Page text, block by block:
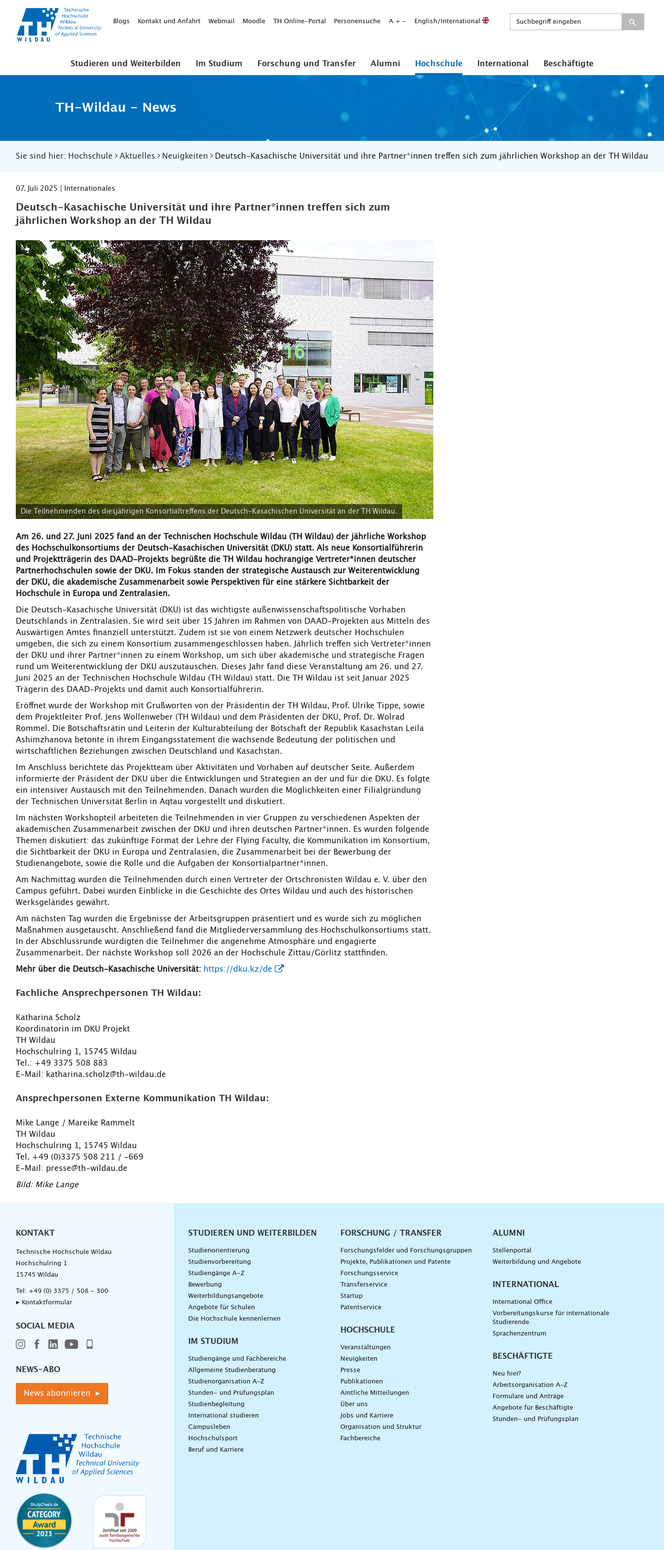
WildauBlogs Kontakt und Anfahrt Webmail Moodle TH Online-Portal Personensuche A + - English/International
Studieren und Weiterbilden Im Studium Forschung und Transfer Alumni Hochschule International Beschäftigte
TH-Wildau - News
Sie sind hier: Hochschule Aktuelles Neuigkeiten Deutsch-Kasachische Universität und ihre Partner*innen treffen sich zum jährlichen Workshop an der TH Wildau
07. Juli 2025 | Internationales
Deutsch-Kasachische Universität und ihre Partner*innen treffen sich zum
jährlichen Workshop an der TH Wildau
Die Teilnehmenden des diesjährigen Konsortialtreffens der Deutsch-Kasachischen Universität an der TH Wildau.
Am 26. und 27. Juni 2025 fand an der Technischen Hochschule Wildau (TH Wildau) der jährliche Workshop
des Hochschulkonsortiums der Deutsch-Kasachischen Universität (DKU) statt. Als neue Konsortialführerin
und Projektträgerin des DAAD-Projekts begrüßte die TH Wildau hochrangige Vertreter*innen deutscher
Partnerhochschulen sowie der DKU. Im Fokus standen der strategische Austausch zur Weiterentwicklung
der DKU, die akademische Zusammenarbeit sowie Perspektiven für eine stärkere Sichtbarkeit der
Hochschule in Europa und Zentralasien.
Die Deutsch-Kasachische Universität (DKU) ist das wichtigste außenwissenschaftspolitische Vorhaben
Deutschlands in Zentralasien. Sie wird seit über 15 Jahren im Rahmen von DAAD-Projekten aus Mitteln des
Auswärtigen Amtes finanziell unterstützt. Zudem ist sie von einem Netzwerk deutscher Hochschulen
umgeben, die sich zu einem Konsortium zusammengeschlossen haben. Jährlich treffen sich Vertreter*innen
der DKU und ihrer Partner*innen zu einem Workshop, um sich über akademische und strategische Fragen
rund um Weiterentwicklung der DKU auszutauschen. Dieses Jahr fand diese Veranstaltung am 26. und 27.
Juni 2025 an der Technischen Hochschule Wildau (TH Wildau) statt. Die TH Wildau ist seit Januar 2025
Trägerin des DAAD-Projekts und damit auch Konsortialführerin.
Eröffnet wurde der Workshop mit Grußworten von der Präsidentin der TH Wildau, Prof. Ulrike Tippe, sowie
dem Projektleiter Prof. Jens Wollenweber (TH Wildau) und dem Präsidenten der DKU, Prof. Dr. Wolrad
Rommel. Die Botschaftsrätin und Leiterin der Kulturabteilung der Botschaft der Republik Kasachstan Leila
Ashimzhanova betonte in ihrem Eingangsstatement die wachsende Bedeutung der politischen und
wirtschaftlichen Beziehungen zwischen Deutschland und Kasachstan.
Im Anschluss berichtete das Projektteam über Aktivitäten und Vorhaben auf deutscher Seite. Außerdem
informierte der Präsident der DKU über die Entwicklungen und Strategien an der und für die DKU. Es folgte
ein intensiver Austausch mit den Teilnehmenden. Danach wurden die Möglichkeiten einer Filialgründung
der Technischen Universität Berlin in Aqtau vorgestellt und diskutiert.
Im nächsten Workshopteil arbeiteten die Teilnehmenden in vier Gruppen zu verschiedenen Aspekten der
akademischen Zusammenarbeit zwischen der DKU und ihren deutschen Partner*innen. Es wurden folgende
Themen diskutiert: das zukünftige Format der Lehre der Flying Faculty, die Kommunikation im Konsortium,
die Sichtbarkeit der DKU in Europa und Zentralasien, die Zusammenarbeit bei der Bewerbung der
Studienangebote, sowie die Rolle und die Aufgaben der Konsortialpartner*innen.
Am Nachmittag wurden die Teilnehmenden durch einen Vertreter der Ortschronisten Wildau e. V. über den
Campus geführt. Dabei wurden Einblicke in die Geschichte des Ortes Wildau und auch des historischen
Werksgeländes gewährt.
Am nächsten Tag wurden die Ergebnisse der Arbeitsgruppen präsentiert und es wurde sich zu möglichen
Maßnahmen ausgetauscht. Anschließend fand die Mitgliederversammlung des Hochschulkonsortiums statt.
In der Abschlussrunde würdigten die Teilnehmer die angenehme Atmosphäre und engagierte
Zusammenarbeit. Der nächste Workshop soll 2026 an der Hochschule Zittau/Görlitz stattfinden.
Mehr über die Deutsch-Kasachische Universität: https://dku.kz/de
Fachliche Ansprechpersonen TH Wildau:
Katharina Scholz
Koordinatorin im DKU Projekt
TH Wildau
Hochschulring 1, 15745 Wildau
Tel.: +49 3375 508 883
E-Mail: katharina.scholz@th-wildau.de
Ansprechpersonen Externe Kommunikation TH Wildau:
Mike Lange / Mareike Rammelt
TH Wildau
Hochschulring 1, 15745 Wildau
Tel. +49 (0)3375 508 211 / -669
E-Mail: presse@th-wildau.de
Bild: Mike Lange
KONTAKT
Technische Hochschule Wildau
Hochschulring 1
15745 Wildau
Tel: +49 (0) 3375 / 508 - 300
▸ Kontaktformular
SOCIAL MEDIA
NEWS-ABO
News abonnieren ▸
Unternavigation
STUDIEREN UND WEITERBILDEN
Studienorientierung
Studienvorbereitung
Studiengänge A–Z
Bewerbung
Weiterbildungsangebote
Angebote für Schulen
Die Hochschule kennenlernen
IM STUDIUM
Studiengänge und Fachbereiche
Allgemeine Studienberatung
Studienorganisation A-Z
Stunden- und Prüfungsplan
Studienbegleitung
International studieren
Campusleben
Hochschulsport
Beruf und Karriere
FORSCHUNG / TRANSFER
Forschungsfelder und Forschungsgruppen
Projekte, Publikationen und Patente
Forschungsservice
Transferservice
Startup
Patentservice
HOCHSCHULE
Veranstaltungen
Neuigkeiten
Presse
Publikationen
Amtliche Mitteilungen
Über uns
Jobs und Karriere
Organisation und Struktur
Fachbereiche
ALUMNI
Stellenportal
Weiterbildung und Angebote
INTERNATIONAL
International Office
Vorbereitungskurse für internationale
Studierende
Sprachenzentrum
BESCHÄFTIGTE
Neu hier?
Arbeitsorganisation A-Z
Formulare und Anträge
Angebote für Beschäftigte
Stunden- und Prüfungsplan